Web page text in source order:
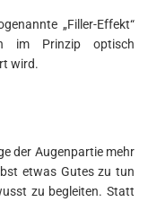
„Filler-Effekt“
im Prinzip optisch
wird.
der Augenpartie mehr
etwas Gutes zu tun
zu begleiten. Statt